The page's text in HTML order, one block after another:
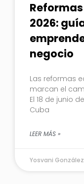
2026:
negocio
Las reformas
marcan el
El 18 de junio
Cuba
LEER MÁS »
Yosvani